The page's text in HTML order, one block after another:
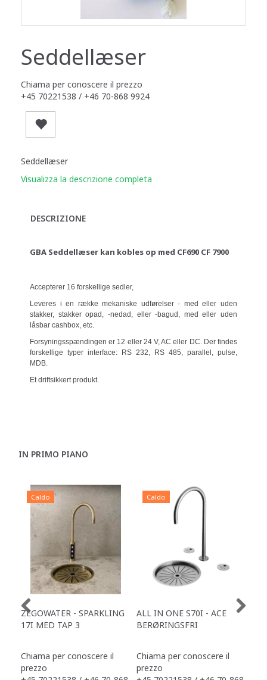
Seddellæser
Chiama per conoscere il prezzo
+45 70221538 / +46 70-868 9924
Seddellæser
Visualizza la descrizione completa
DESCRIZIONE
GBA Seddellæser kan kobles op med CF690 CF 7900
Accepterer 16 forskellige sedler,
Leveres i en række mekaniske udførelser - med eller uden
stakker, stakker opad, -nedad, eller -bagud, med eller uden
låsbar cashbox, etc.
Forsyningsspændingen er 12 eller 24 V, AC eller DC. Der findes
forskellige typer interface: RS 232, RS 485, parallel, pulse,
MDB.
Et driftsikkert produkt.
IN PRIMO PIANO
Caldo
ZEGOWATER - SPARKLING
17I MED TAP 3
Chiama per conoscere il
prezzo
Caldo
ALL IN ONE S70I - ACE
BERØRINGSFRI
Chiama per conoscere il
prezzo